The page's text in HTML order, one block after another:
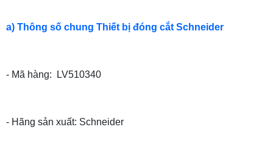
a) Thông số chung Thiết bị đóng cắt Schneider
- Mã hàng: LV510340
- Hãng sản xuất: Schneider